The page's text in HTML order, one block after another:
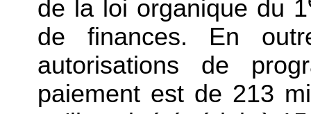
de la loi organique du 1
de finances. En
autorisations de
paiement est de 213